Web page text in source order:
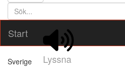
Söktext
Start
Lyssna
Sverige